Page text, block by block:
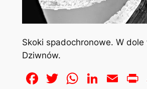
Skoki spadochronowe. W dole
Dziwnów.
Facebook
Twitter